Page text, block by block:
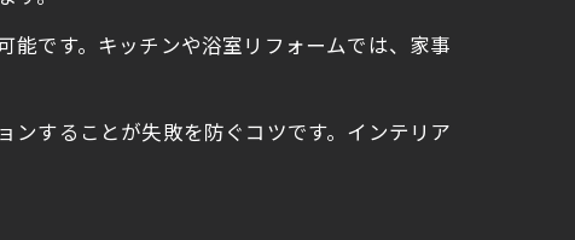
能です。キッチンや浴室リフォームでは、家事
ンすることが失敗を防ぐコツです。インテリア